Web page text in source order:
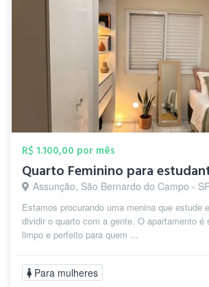
R$ 1.100,00 por mês
Quarto Feminino para
Assunção, São Bernardo do Campo -
Estamos procurando uma menina que estude
dividir o quarto com a gente. O apartamento é
limpo e perfeito para quem ...
Para mulheres